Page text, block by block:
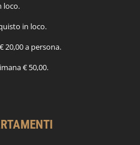
loco.
in loco.
20,00 a persona.
€ 50,00.